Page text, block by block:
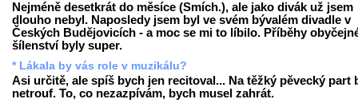
Nejméně desetkrát do měsíce (Smích.), ale jako divák už jsem
dlouho nebyl. Naposledy jsem byl ve svém bývalém divadle v
Českých Budějovicích - a moc se mi to líbilo. Příběhy
šílenství byly super.
* Lákala by vás role v muzikálu?
Asi určitě, ale spíš bych jen recitoval... Na těžký pěvecký part
netrouf. To, co nezazpívám, bych musel zahrát.